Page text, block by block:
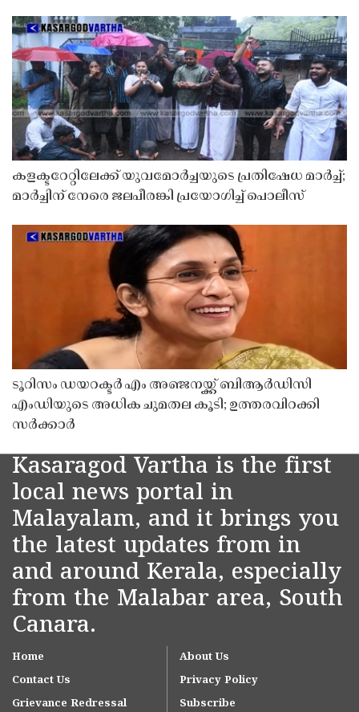
കളക്ടറേറ്റിലേക്ക് യുവമോർച്ചയുടെ പ്രതിഷേധ മാർച്ച്;
മാർച്ചിന് നേരെ ജലപീരങ്കി പ്രയോഗിച്ച് പൊലീസ്
ടൂറിസം ഡയറക്ടർ എം അഞ്ജനയ്ക്ക് ബിആർഡിസി
എംഡിയുടെ അധിക ചുമതല കൂടി; ഉത്തരവിറക്കി
സർക്കാർ
Kasaragod Vartha is the first
local news portal in
Malayalam, and it brings you
the latest updates from in
and around Kerala, especially
from the Malabar area, South
Canara.
Home
About Us
Contact Us
Privacy Policy
Grievance Redressal
Subscribe